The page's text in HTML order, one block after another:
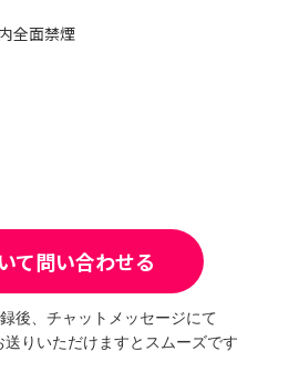
全面禁煙
て問い合わせる
後、チャットメッセージにて
送りいただけますとスムーズです